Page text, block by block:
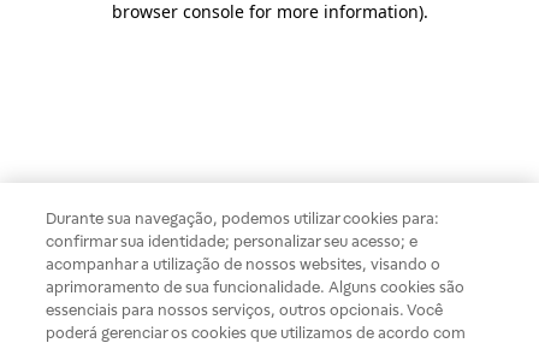
browser console for more information).
Durante sua navegação, podemos utilizar cookies para:
confirmar sua identidade; personalizar seu acesso; e
acompanhar a utilização de nossos websites, visando o
aprimoramento de sua funcionalidade. Alguns cookies são
essenciais para nossos serviços, outros opcionais. Você
poderá gerenciar os cookies que utilizamos de acordo com